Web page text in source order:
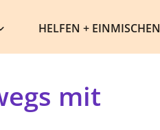
HELFEN + EINMISCHEN
mit